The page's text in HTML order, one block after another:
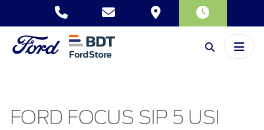
FORD FOCUS SIP 5 USI